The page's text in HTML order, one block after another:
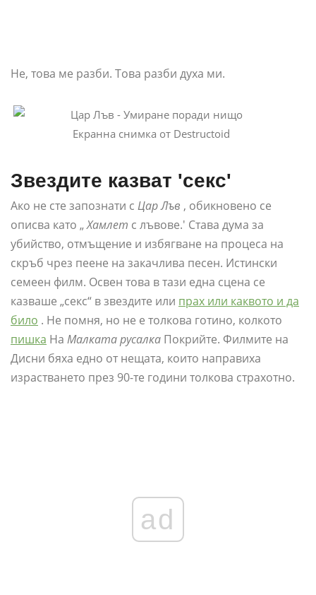
Не, това ме разби. Това разби духа ми.
Екранна снимка от Destructoid
Звездите казват 'секс'
Ако не сте запознати с Цар Лъв , обикновено се
описва като „Хамлет с лъвове.' Става дума за
убийство, отмъщение и избягване на процеса на
скръб чрез пеене на закачлива песен. Истински
семеен филм. Освен това в тази една сцена се
казваше „секс“ в звездите или прах или каквото и да
било . Не помня, но не е толкова готино, колкото
пишка На Малката русалка Покрийте. Филмите на
Дисни бяха едно от нещата, които направиха
израстването през 90-те години толкова страхотно.
ad